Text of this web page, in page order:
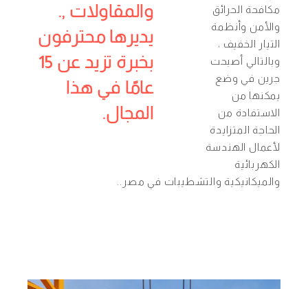
والمقاولات ,.
يديرها محترفون
بخبرة تزيد عن 15
عامًا في هذا
المجال.
مكافحة الحرائق
والأمن وأنظمة
التيار الخفيف ،
وبالتالي أصبحت
جرين في وضع
يمكنها من
الاستفادة من
الحاجة المتزايدة
لأعمال الهندسة
الكهربائية
والميكانيكية والتشطيبات في مصر..